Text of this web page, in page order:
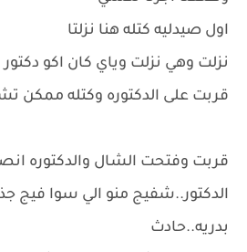
اول صيدليه كتله هنا نزلتا
نزلت وهي نزلت وياي كان اكو دكتور
قربت على الدكتوره وكتله ممكن
قربت وفتحت الشال والدكتوره
الدكتور..شفيج منو الي سوا فيج
بدريه..حادث